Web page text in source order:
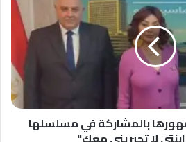
بالمشاركة في مسلسلها